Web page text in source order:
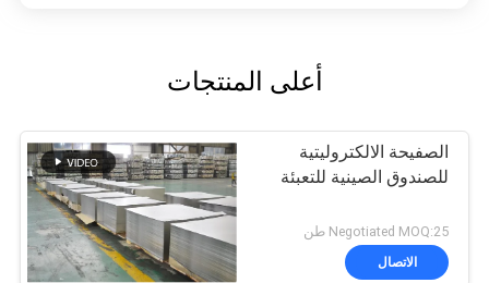
أعلى المنتجات
الصفيحة الالكتروليتية
للصندوق الصينية للتعبئة
Negotiated MOQ:25 طن
الاتصال